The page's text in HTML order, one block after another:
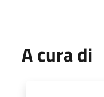
A cura di